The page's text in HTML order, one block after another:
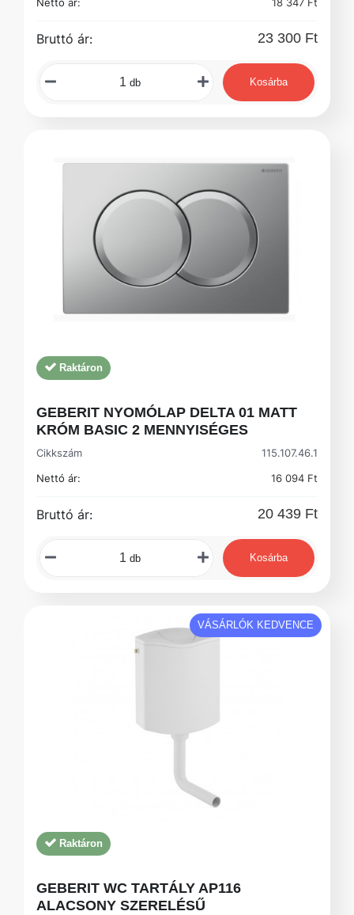
Bruttó ár: 23 300 Ft
db Kosárba
Raktáron
GEBERIT NYOMÓLAP DELTA 01 MATT
KRÓM BASIC 2 MENNYISÉGES
Cikkszám
115.107.46.1
Nettó ár:
16 094 Ft
Bruttó ár: 20 439 Ft
db Kosárba
VÁSÁRLÓK KEDVENCE
Raktáron
GEBERIT WC TARTÁLY AP116
ALACSONY SZERELÉSŰ